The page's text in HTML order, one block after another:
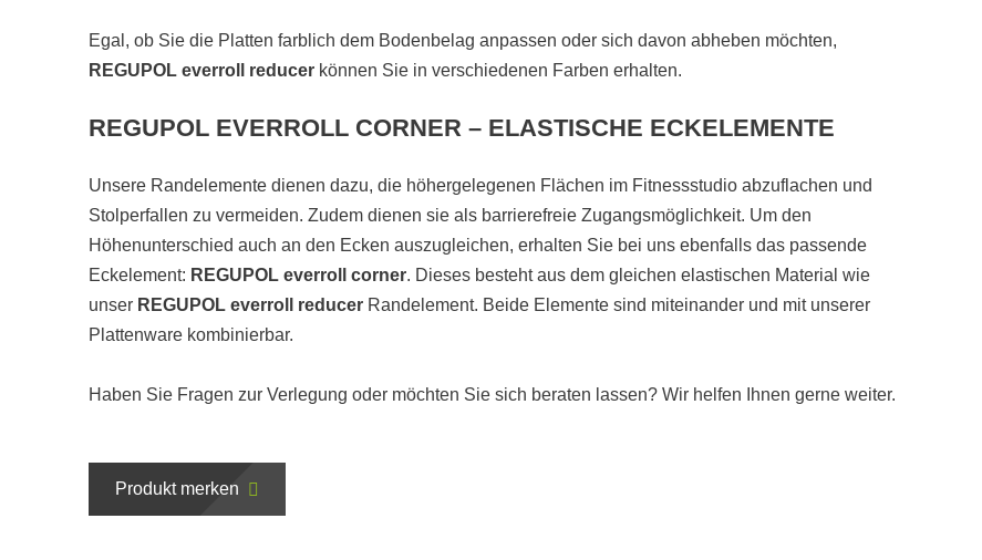
Egal, ob Sie die Platten farblich dem Bodenbelag anpassen oder sich davon abheben möchten,
REGUPOL everroll reducer können Sie in verschiedenen Farben erhalten.
REGUPOL EVERROLL CORNER – ELASTISCHE ECKELEMENTE
Unsere Randelemente dienen dazu, die höhergelegenen Flächen im Fitnessstudio abzuflachen und
Stolperfallen zu vermeiden. Zudem dienen sie als barrierefreie Zugangsmöglichkeit. Um den
Höhenunterschied auch an den Ecken auszugleichen, erhalten Sie bei uns ebenfalls das passende
Eckelement: REGUPOL everroll corner. Dieses besteht aus dem gleichen elastischen Material wie
unser REGUPOL everroll reducer Randelement. Beide Elemente sind miteinander und mit unserer
Plattenware kombinierbar.
Haben Sie Fragen zur Verlegung oder möchten Sie sich beraten lassen? Wir helfen Ihnen gerne weiter.
Produkt merken